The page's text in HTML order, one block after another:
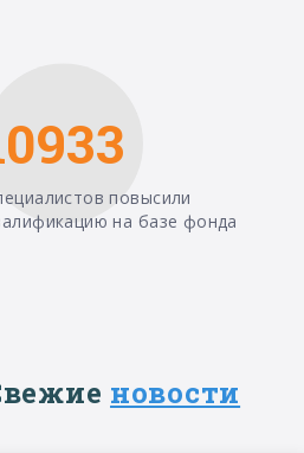
повысили
на базе фонда
новости